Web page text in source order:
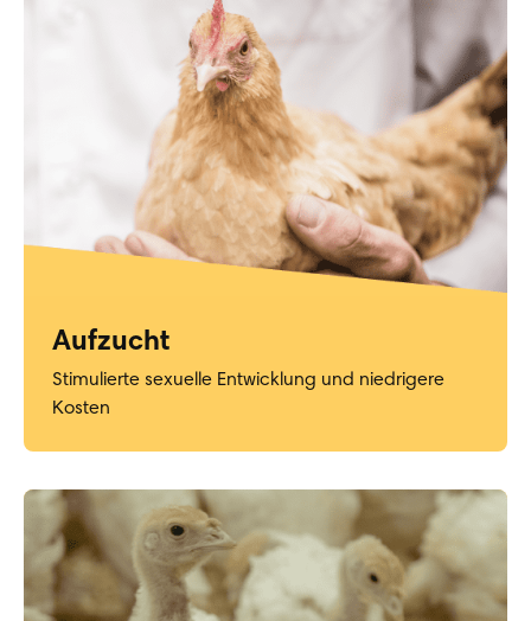
Aufzucht
Stimulierte sexuelle Entwicklung und niedrigere
Kosten